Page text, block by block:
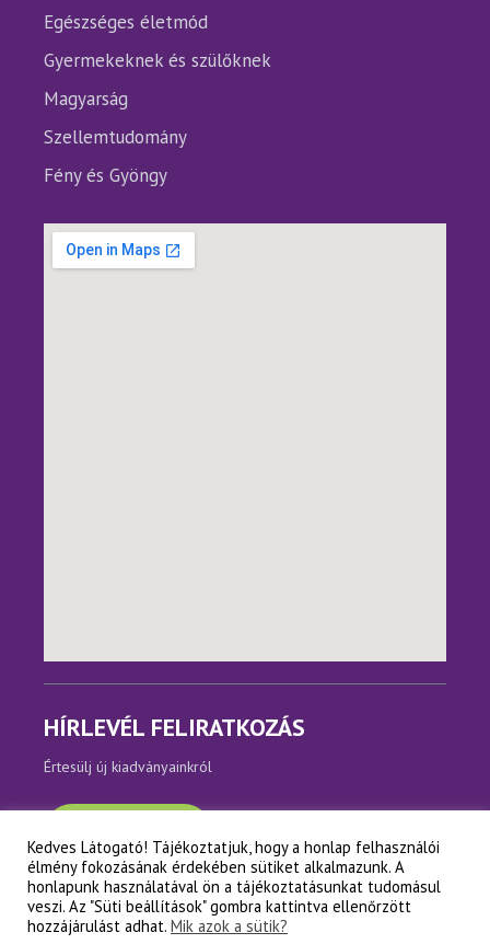
Egészséges életmód
Gyermekeknek és szülőknek
Magyarság
Szellemtudomány
Fény és Gyöngy
HÍRLEVÉL FELIRATKOZÁS
Értesülj új kiadványainkról
Copyright © Napfényes Élet Alapítvány
Kedves Látogató! Tájékoztatjuk, hogy a honlap felhasználói
élmény fokozásának érdekében sütiket alkalmazunk. A
honlapunk használatával ön a tájékoztatásunkat tudomásul
veszi. Az "Süti beállítások" gombra kattintva ellenőrzött
hozzájárulást adhat. Mik azok a sütik?